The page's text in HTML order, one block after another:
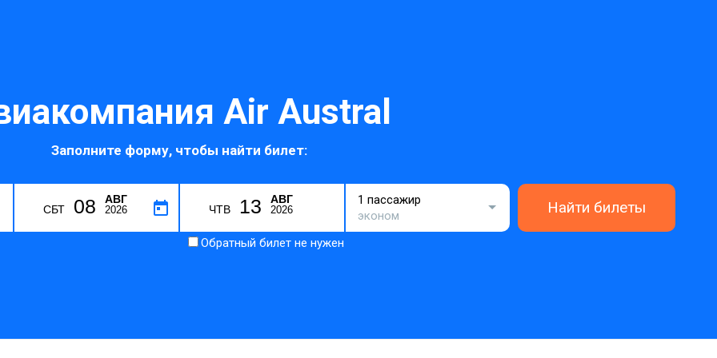
Air Austral
Заполните форму, чтобы найти билет:
СБТ 08 АВГ
2026 ЧТВ 13 АВГ
2026
1 пассажир
эконом
Найти билеты
Обратный билет не нужен